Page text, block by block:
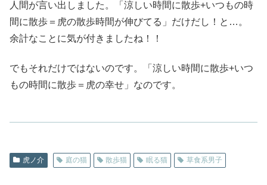
人間が言い出しました。「涼しい時間に散歩+いつもの時
間に散歩＝虎の散歩時間が伸びてる」だけだし！と…。
余計なことに気が付きましたね！！
でもそれだけではないのです。「涼しい時間に散歩+いつ
もの時間に散歩＝虎の幸せ」なのです。
虎ノ介 庭の猫 散歩猫 眠る猫 草食系男子